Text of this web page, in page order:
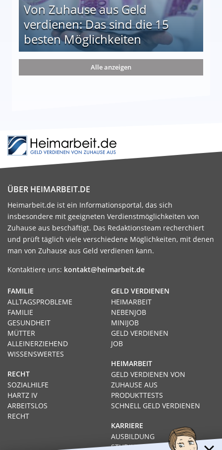
Von Zuhause aus Geld
verdienen: Das sind die 15
besten Möglichkeiten
die 15 besten Möglichkeiten
Alle anzeigen
ÜBER HEIMARBEIT.DE
Heimarbeit.de ist ein Informationsportal, das sich
insbesondere mit geeigneten Verdienstmöglichkeiten von
Zuhause aus beschäftigt. Das Redaktionsteam recherchiert
und prüft täglich viele verschiedene Möglichkeiten, mit denen
man von Zuhause aus Geld verdienen kann.
Kontaktiere uns: kontakt@heimarbeit.de
GELD VERDIENEN
HEIMARBEIT
NEBENJOB
MINIJOB
GELD VERDIENEN
JOB
HEIMARBEIT
GELD VERDIENEN VON
ZUHAUSE AUS
PRODUKTTESTS
SCHNELL GELD VERDIENEN
KARRIERE
AUSBILDUNG
STUDIUM
FAMILIE
ALLTAGSPROBLEME
FAMILIE
GESUNDHEIT
MÜTTER
ALLEINERZIEHEND
WISSENSWERTES
RECHT
SOZIALHILFE
HARTZ IV
ARBEITSLOS
RECHT